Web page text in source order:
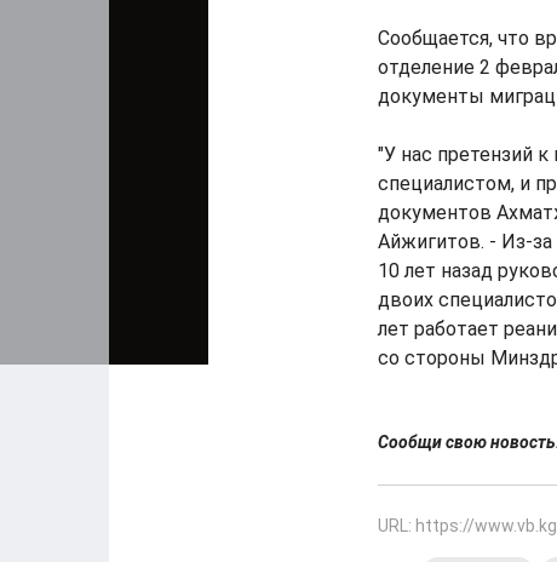
Сообщается, что
отделение 2
документы
"У нас претензий
специалистом, и
документов
Айжигитов. - Из-за
10 лет назад
двоих
лет работает
со стороны
Сообщи свою
URL: https://